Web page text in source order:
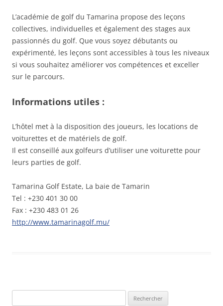
L’académie de golf du Tamarina propose des leçons
collectives, individuelles et également des stages aux
passionnés du golf. Que vous soyez débutants ou
expérimenté, les leçons sont accessibles à tous les niveaux
si vous souhaitez améliorer vos compétences et exceller
sur le parcours.
Informations utiles :
L’hôtel met à la disposition des joueurs, les locations de
voiturettes et de matériels de golf.
Il est conseillé aux golfeurs d’utiliser une voiturette pour
leurs parties de golf.
Tamarina Golf Estate, La baie de Tamarin
Tel : +230 401 30 00
Fax : +230 483 01 26
http://www.tamarinagolf.mu/